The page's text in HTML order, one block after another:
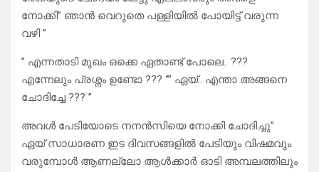
നോക്കി” ഞാൻ വെറുതെ പള്ളിയിൽ പോയിട്ട് വരുന്ന
വഴി ”
” എന്നതാടി മുഖം ഒക്കെ ഏതാണ്ട് പോലെ.. ???
എന്നേലും പ്രശ്നം ഉണ്ടോ ??? “” ഏയ്‌.. എന്താ അങ്ങനെ
ചോദിച്ചേ ??? ”
അവൾ പേടിയോടെ നനൻസിയെ നോക്കി ചോദിച്ചു”
ഏയ്‌ സാധാരണ ഇട ദിവസങ്ങളിൽ പേടിയും വിഷമവും
വരുമ്പോൾ ആണല്ലോ ആൾക്കാർ ഓടി അമ്പലത്തിലും